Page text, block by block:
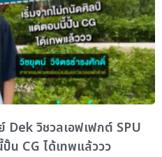
Dek วิชวลเอฟเฟกต์ SPU
น CG ได้เทพแล้ววว